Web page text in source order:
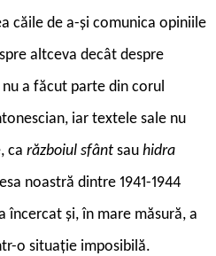
căile de a-și comunica opiniile
altceva decât despre
a făcut parte din corul
iar textele sale nu
ca războiul sfânt sau hidra
noastră dintre 1941-1944
încercat și, în mare măsură, a
o situație imposibilă.